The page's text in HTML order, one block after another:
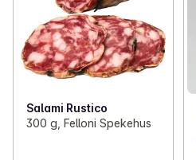
Salami Rustico
300 g, Felloni Spekehus